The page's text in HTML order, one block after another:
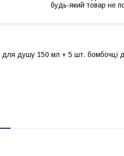
будь-який товар не
для душу 150 мл + 5 шт. бомбочці